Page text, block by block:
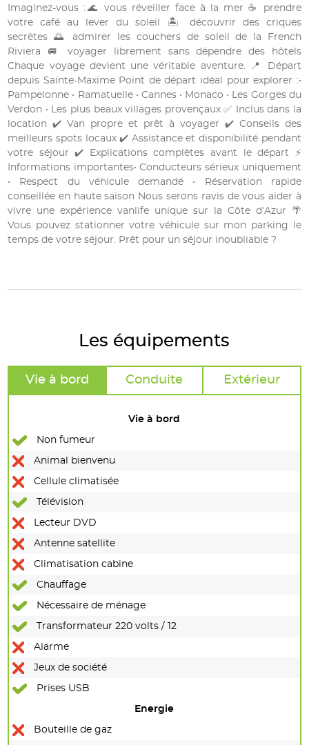
Imaginez-vous :🌊 vous réveiller face à la mer ☕ prendre
votre café au lever du soleil 🏝️ découvrir des criques
secrètes 🌅 admirer les couchers de soleil de la French
Riviera 🚐 voyager librement sans dépendre des hôtels
Chaque voyage devient une véritable aventure. 📍 Départ
depuis Sainte-Maxime Point de départ idéal pour explorer :•
Pampelonne • Ramatuelle • Cannes • Monaco • Les Gorges du
Verdon • Les plus beaux villages provençaux ✅ Inclus dans la
location ✔️ Van propre et prêt à voyager ✔️ Conseils des
meilleurs spots locaux ✔️ Assistance et disponibilité pendant
votre séjour ✔️ Explications complètes avant le départ ⚡
Informations importantes• Conducteurs sérieux uniquement
• Respect du véhicule demandé • Réservation rapide
conseillée en haute saison Nous serons ravis de vous aider à
vivre une expérience vanlife unique sur la Côte d’Azur 🌴
Vous pouvez stationner votre véhicule sur mon parking le
temps de votre séjour. Prêt pour un séjour inoubliable ?
Les équipements
Vie à bord Conduite Extérieur
Vie à bord
Non fumeur
Animal bienvenu
Cellule climatisée
Télévision
Lecteur DVD
Antenne satellite
Climatisation cabine
Chauffage
Nécessaire de ménage
Transformateur 220 volts / 12
Alarme
Jeux de société
Prises USB
Energie
Bouteille de gaz